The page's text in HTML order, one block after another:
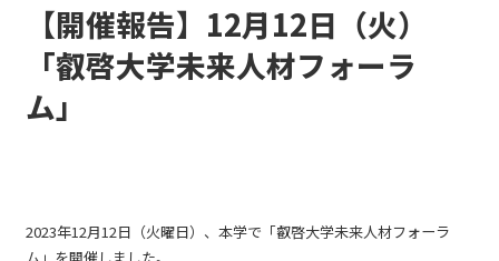
【開催報告】12月12日（火）
「叡啓大学未来人材フォーラ
ム」
2023年12月12日（火曜日）、本学で「叡啓大学未来人材フォーラ